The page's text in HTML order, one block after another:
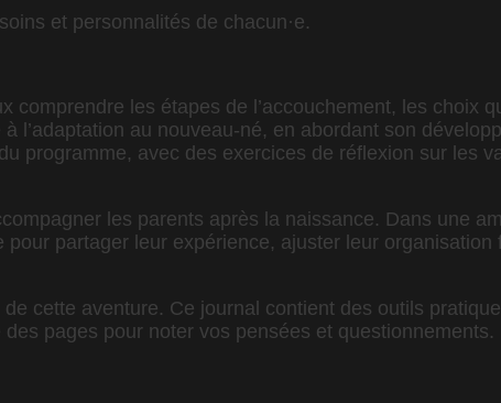
et personnalités de chacun·e.
les étapes de l’accouchement, les choix
au nouveau-né, en abordant son
programme, avec des exercices de réflexion sur les
les parents après la naissance. Dans une
partager leur expérience, ajuster leur
cette aventure. Ce journal contient des outils
pages pour noter vos pensées et questionnements.